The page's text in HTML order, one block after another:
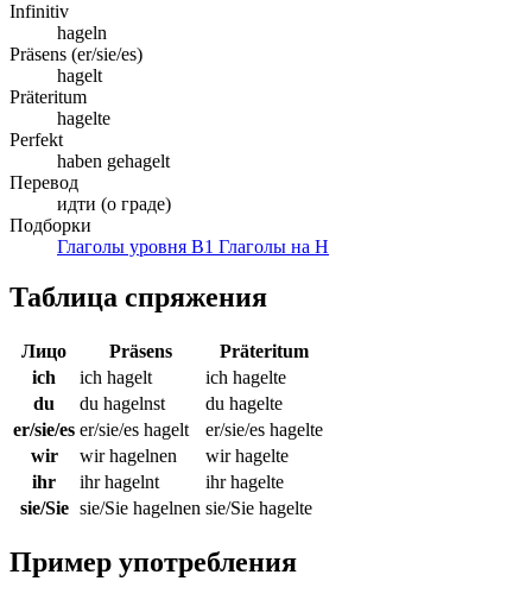
Infinitiv
hageln
Präsens (er/sie/es)
hagelt
Präteritum
hagelte
Perfekt
haben gehagelt
Перевод
идти (о граде)
Подборки
Глаголы уровня B1 Глаголы на H
Таблица спряжения
Лицо Präsens
Präteritum
ich
ich hagelt
ich hagelte
du
du hagelnst
du hagelte
er/sie/es er/sie/es hagelt
er/sie/es hagelte
wir
wir hagelnen
wir hagelte
ihr
ihr hagelnt
ihr hagelte
sie/Sie sie/Sie hagelnen sie/Sie hagelte
Пример употребления